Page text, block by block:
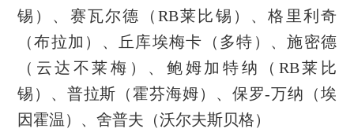
锡）、赛瓦尔德（RB莱比锡）、格里利奇
（布拉加）、丘库埃梅卡（多特）、施密德
（云达不莱梅）、鲍姆加特纳（RB莱比
锡）、普拉斯（霍芬海姆）、保罗-万纳（埃
因霍温）、舍普夫（沃尔夫斯贝格）